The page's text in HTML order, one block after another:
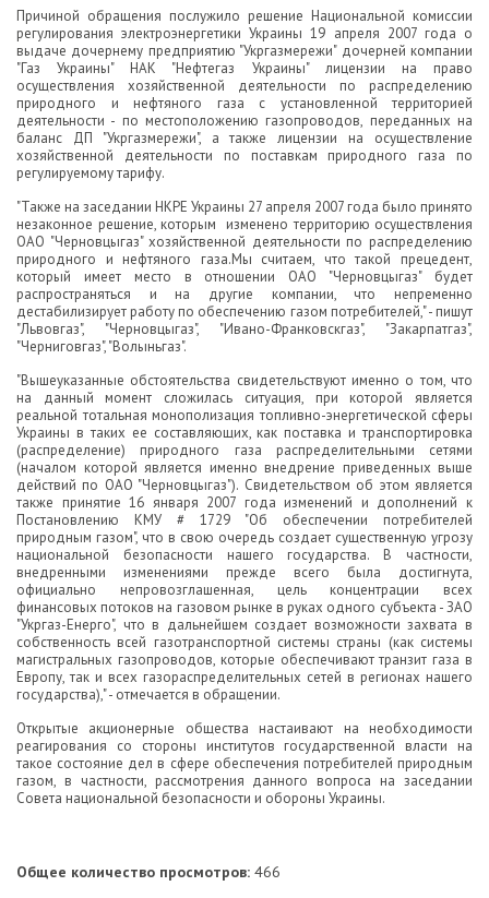
Причиной обращения послужило решение Национальной комиссии
регулирования электроэнергетики Украины 19 апреля 2007 года о
выдаче дочернему предприятию "Укргазмережи" дочерней компании
"Газ Украины" НАК "Нефтегаз Украины" лицензии на право
осуществления хозяйственной деятельности по распределению
природного и нефтяного газа с установленной территорией
деятельности - по местоположению газопроводов, переданных на
баланс ДП "Укргазмережи", а также лицензии на осуществление
хозяйственной деятельности по поставкам природного газа по
регулируемому тарифу.
"Также на заседании НКРЕ Украины 27 апреля 2007 года было принято
незаконное решение, которым изменено территорию осуществления
ОАО "Черновцыгаз" хозяйственной деятельности по распределению
природного и нефтяного газа.Мы считаем, что такой прецедент,
который имеет место в отношении ОАО "Черновцыгаз" будет
распространяться и на другие компании, что непременно
дестабилизирует работу по обеспечению газом потребителей," - пишут
"Львовгаз", "Черновцыгаз", "Ивано-Франковскгаз", "Закарпатгаз",
"Черниговгаз", "Волыньгаз".
"Вышеуказанные обстоятельства свидетельствуют именно о том, что
на данный момент сложилась ситуация, при которой является
реальной тотальная монополизация топливно-энергетической сферы
Украины в таких ее составляющих, как поставка и транспортировка
(распределение) природного газа распределительными сетями
(началом которой является именно внедрение приведенных выше
действий по ОАО "Черновцыгаз"). Свидетельством об этом является
также принятие 16 января 2007 года изменений и дополнений к
Постановлению КМУ # 1729 "Об обеспечении потребителей
природным газом", что в свою очередь создает существенную угрозу
национальной безопасности нашего государства. В частности,
внедренными изменениями прежде всего была достигнута,
официально непровозглашенная, цель концентрации всех
финансовых потоков на газовом рынке в руках одного субъекта - ЗАО
"Укргаз-Енерго", что в дальнейшем создает возможности захвата в
собственность всей газотранспортной системы страны (как системы
магистральных газопроводов, которые обеспечивают транзит газа в
Европу, так и всех газораспределительных сетей в регионах нашего
государства)," - отмечается в обращении.
Открытые акционерные общества настаивают на необходимости
реагирования со стороны институтов государственной власти на
такое состояние дел в сфере обеспечения потребителей природным
газом, в частности, рассмотрения данного вопроса на заседании
Совета национальной безопасности и обороны Украины.
Общее количество просмотров: 466